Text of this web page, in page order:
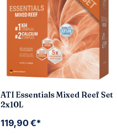
ATI Essentials Mixed Reef Set
2x10L
119,90 €*